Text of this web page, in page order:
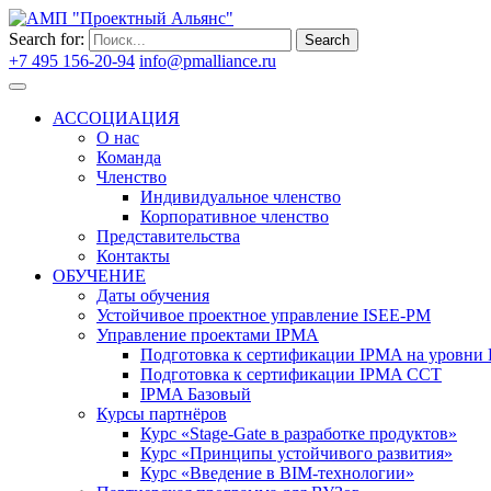
Search for: Search
+7 495 156-20-94 info@pmalliance.ru
АССОЦИАЦИЯ
О нас
Команда
Членство
Индивидуальное членство
Корпоративное членство
Представительства
Контакты
ОБУЧЕНИЕ
Даты обучения
Устойчивое проектное управление ISEE-PM
Управление проектами IPMA
Подготовка к сертификации IPMA на уровни
Подготовка к сертификации IPMA CCT
IPMA Базовый
Курсы партнёров
Курс «Stage-Gate в разработке продуктов»
Курс «Принципы устойчивого развития»
Курс «Введение в BIM-технологии»